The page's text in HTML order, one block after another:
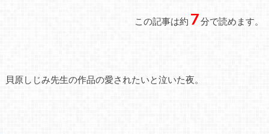
この記事は約 7分で読めます。
貝原しじみ先生の作品の愛されたいと泣いた夜。